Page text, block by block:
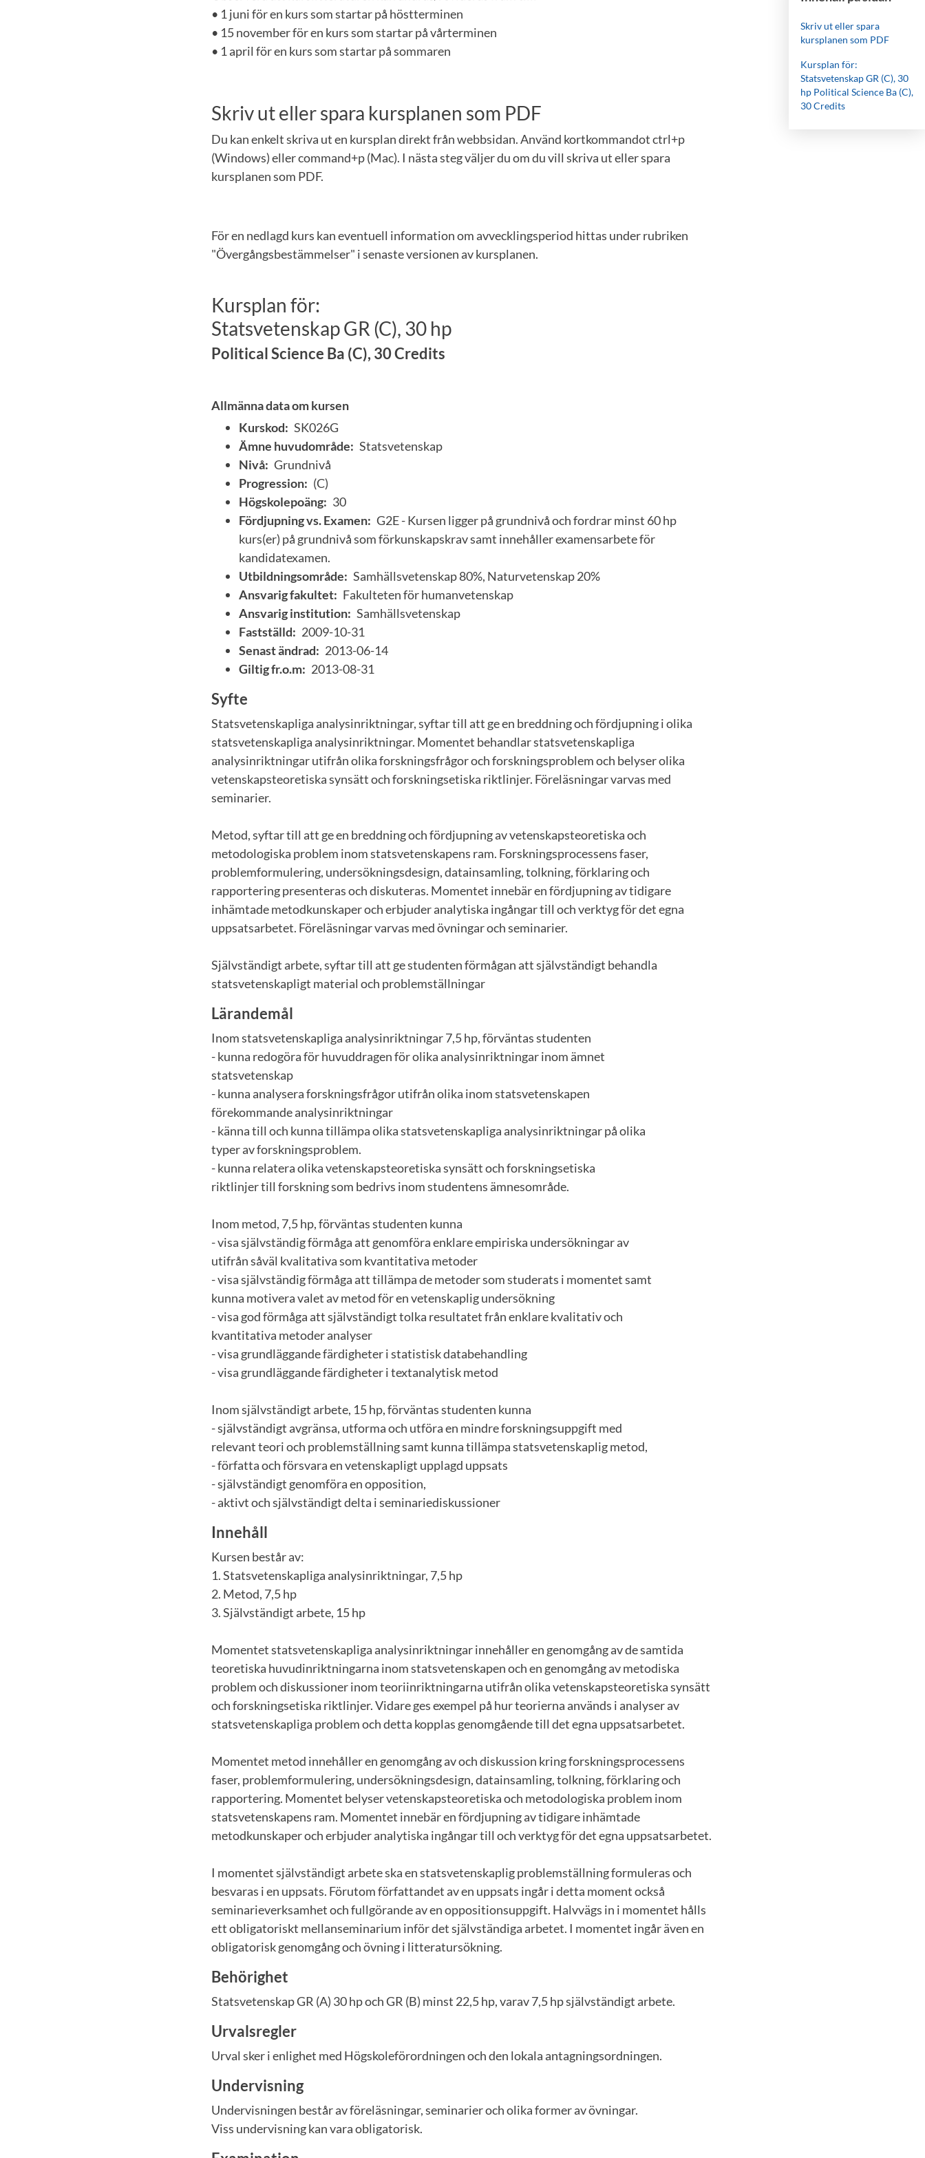
Skriv ut eller spara
kursplanen som PDF
Kursplan för:
Statsvetenskap GR (C), 30
hp Political Science Ba (C),
30 Credits
• 1 juni för en kurs som startar på höstterminen
• 15 november för en kurs som startar på vårterminen
• 1 april för en kurs som startar på sommaren
Skriv ut eller spara kursplanen som PDF
Du kan enkelt skriva ut en kursplan direkt från webbsidan. Använd kortkommandot ctrl+p
(Windows) eller command+p (Mac). I nästa steg väljer du om du vill skriva ut eller spara
kursplanen som PDF.
För en nedlagd kurs kan eventuell information om avvecklingsperiod hittas under rubriken
"Övergångsbestämmelser" i senaste versionen av kursplanen.
Kursplan för:
Statsvetenskap GR (C), 30 hp
Political Science Ba (C), 30 Credits
Allmänna data om kursen
Kurskod: SK026G
Ämne huvudområde: Statsvetenskap
Nivå: Grundnivå
Progression: (C)
Högskolepoäng: 30
Fördjupning vs. Examen: G2E - Kursen ligger på grundnivå och fordrar minst 60 hp
kurs(er) på grundnivå som förkunskapskrav samt innehåller examensarbete för
kandidatexamen.
Utbildningsområde: Samhällsvetenskap 80%, Naturvetenskap 20%
Ansvarig fakultet: Fakulteten för humanvetenskap
Ansvarig institution: Samhällsvetenskap
Fastställd: 2009-10-31
Senast ändrad: 2013-06-14
Giltig fr.o.m: 2013-08-31
Syfte
Statsvetenskapliga analysinriktningar, syftar till att ge en breddning och fördjupning i olika
statsvetenskapliga analysinriktningar. Momentet behandlar statsvetenskapliga
analysinriktningar utifrån olika forskningsfrågor och forskningsproblem och belyser olika
vetenskapsteoretiska synsätt och forskningsetiska riktlinjer. Föreläsningar varvas med
seminarier.
Metod, syftar till att ge en breddning och fördjupning av vetenskapsteoretiska och
metodologiska problem inom statsvetenskapens ram. Forskningsprocessens faser,
problemformulering, undersökningsdesign, datainsamling, tolkning, förklaring och
rapportering presenteras och diskuteras. Momentet innebär en fördjupning av tidigare
inhämtade metodkunskaper och erbjuder analytiska ingångar till och verktyg för det egna
uppsatsarbetet. Föreläsningar varvas med övningar och seminarier.
Självständigt arbete, syftar till att ge studenten förmågan att självständigt behandla
statsvetenskapligt material och problemställningar
Lärandemål
Inom statsvetenskapliga analysinriktningar 7,5 hp, förväntas studenten
- kunna redogöra för huvuddragen för olika analysinriktningar inom ämnet
statsvetenskap
- kunna analysera forskningsfrågor utifrån olika inom statsvetenskapen
förekommande analysinriktningar
- känna till och kunna tillämpa olika statsvetenskapliga analysinriktningar på olika
typer av forskningsproblem.
- kunna relatera olika vetenskapsteoretiska synsätt och forskningsetiska
riktlinjer till forskning som bedrivs inom studentens ämnesområde.
Inom metod, 7,5 hp, förväntas studenten kunna
- visa självständig förmåga att genomföra enklare empiriska undersökningar av
utifrån såväl kvalitativa som kvantitativa metoder
- visa självständig förmåga att tillämpa de metoder som studerats i momentet samt
kunna motivera valet av metod för en vetenskaplig undersökning
- visa god förmåga att självständigt tolka resultatet från enklare kvalitativ och
kvantitativa metoder analyser
- visa grundläggande färdigheter i statistisk databehandling
- visa grundläggande färdigheter i textanalytisk metod
Inom självständigt arbete, 15 hp, förväntas studenten kunna
- självständigt avgränsa, utforma och utföra en mindre forskningsuppgift med
relevant teori och problemställning samt kunna tillämpa statsvetenskaplig metod,
- författa och försvara en vetenskapligt upplagd uppsats
- självständigt genomföra en opposition,
- aktivt och självständigt delta i seminariediskussioner
Innehåll
Kursen består av:
1. Statsvetenskapliga analysinriktningar, 7,5 hp
2. Metod, 7,5 hp
3. Självständigt arbete, 15 hp
Momentet statsvetenskapliga analysinriktningar innehåller en genomgång av de samtida
teoretiska huvudinriktningarna inom statsvetenskapen och en genomgång av metodiska
problem och diskussioner inom teoriinriktningarna utifrån olika vetenskapsteoretiska synsätt
och forskningsetiska riktlinjer. Vidare ges exempel på hur teorierna används i analyser av
statsvetenskapliga problem och detta kopplas genomgående till det egna uppsatsarbetet.
Momentet metod innehåller en genomgång av och diskussion kring forskningsprocessens
faser, problemformulering, undersökningsdesign, datainsamling, tolkning, förklaring och
rapportering. Momentet belyser vetenskapsteoretiska och metodologiska problem inom
statsvetenskapens ram. Momentet innebär en fördjupning av tidigare inhämtade
metodkunskaper och erbjuder analytiska ingångar till och verktyg för det egna uppsatsarbetet.
I momentet självständigt arbete ska en statsvetenskaplig problemställning formuleras och
besvaras i en uppsats. Förutom författandet av en uppsats ingår i detta moment också
seminarieverksamhet och fullgörande av en oppositionsuppgift. Halvvägs in i momentet hålls
ett obligatoriskt mellanseminarium inför det självständiga arbetet. I momentet ingår även en
obligatorisk genomgång och övning i litteratursökning.
Behörighet
Statsvetenskap GR (A) 30 hp och GR (B) minst 22,5 hp, varav 7,5 hp självständigt arbete.
Urvalsregler
Urval sker i enlighet med Högskoleförordningen och den lokala antagningsordningen.
Undervisning
Undervisningen består av föreläsningar, seminarier och olika former av övningar.
Viss undervisning kan vara obligatorisk.